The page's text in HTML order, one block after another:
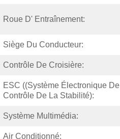
Roue D' Entraînement:
Siège Du Conducteur:
Contrôle De Croisière:
ESC ((Système Électronique De
Contrôle De La Stabilité):
Système Multimédia:
Air Conditionné: